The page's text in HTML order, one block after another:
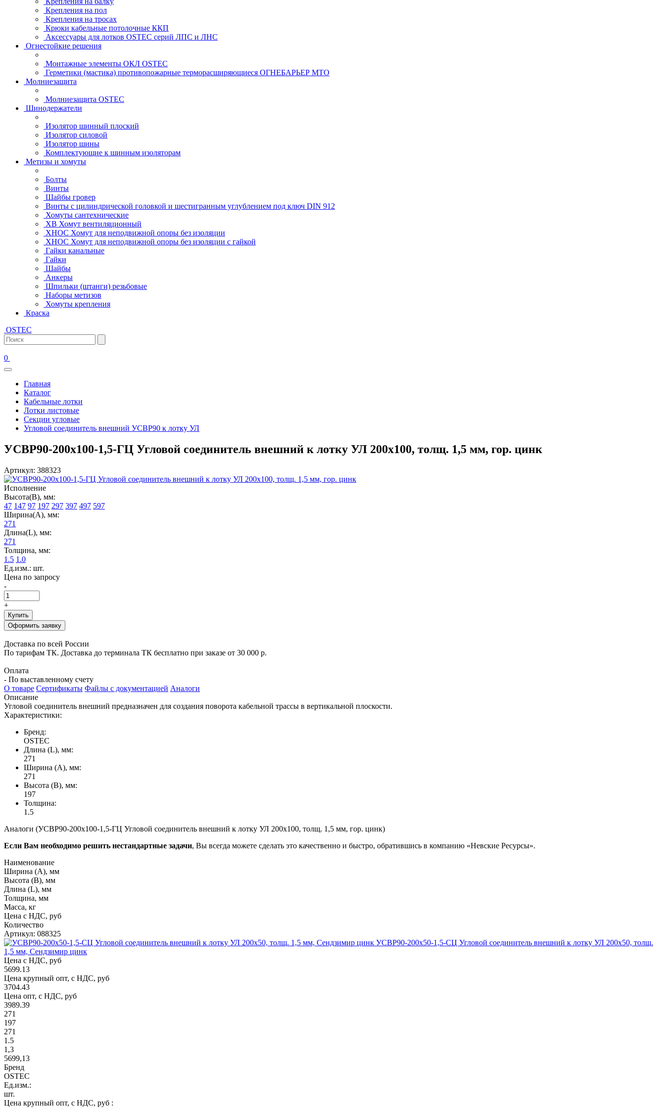
Крепления на пол
Крепления на тросах
Крюки кабельные потолочные ККП
Аксессуары для лотков OSTEC серий ЛПС и ЛНС
Огнестойкие решения
Монтажные элементы ОКЛ OSTEC
Герметики (мастика) противопожарные терморасширяющиеся ОГНЕБАРЬЕР МТО
Молниезащита
Молниезащита OSTEC
Шинодержатели
Изолятор шинный плоский
Изолятор силовой
Изолятор шины
Комплектующие к шинным изоляторам
Метизы и хомуты
Болты
Винты
Шайбы гровер
Винты с цилиндрической головкой и шестигранным углублением под ключ DIN 912
Хомуты сантехнические
ХВ Хомут вентиляционный
ХНОС Хомут для неподвижной опоры без изоляции
ХНОС Хомут для неподвижной опоры без изоляции с гайкой
Гайки канальные
Гайки
Шайбы
Анкеры
Шпильки (штанги) резьбовые
Наборы метизов
Хомуты крепления
Краска
OSTEC
0
Главная
Каталог
Кабельные лотки
Лотки листовые
Секции угловые
Угловой соединитель внешний УСВР90 к лотку УЛ
УСВР90-200х100-1,5-ГЦ Угловой соединитель внешний к лотку УЛ 200х100, толщ. 1,5 мм, гор. цинк
Артикул: 388323
Исполнение
Высота(В), мм:
47 147 97 197 297 397 497 597
Ширина(А), мм:
271
Длина(L), мм:
271
Толщина, мм:
1.5 1.0
Ед.изм.: шт.
Цена по запросу
-
+
Купить
Оформить заявку
Доставка по всей России
По тарифам ТК. Доставка до терминала ТК бесплатно при заказе от 30 000 р.
Оплата
- По выставленному счету
О товаре Сертификаты Файлы с документацией Аналоги
Описание
Угловой соединитель внешний предназначен для создания поворота кабельной трассы в вертикальной плоскости.
Характеристики:
Бренд:
OSTEC
Длина (L), мм:
271
Ширина (А), мм:
271
Высота (В), мм:
197
Толщина:
1.5
Аналоги (УСВР90-200х100-1,5-ГЦ Угловой соединитель внешний к лотку УЛ 200х100, толщ. 1,5 мм, гор. цинк)
Если Вам необходимо решить нестандартные задачи, Вы всегда можете сделать это качественно и быстро, обратившись в компанию «Невские Ресурсы».
Наименование
Ширина (А), мм
Высота (В), мм
Длина (L), мм
Толщина, мм
Масса, кг
Цена с НДС, руб
Количество
Артикул: 088325
УСВР90-200х50-1,5-СЦ Угловой соединитель внешний к лотку УЛ 200х50, толщ.
1,5 мм, Сендзимир цинк
Цена с НДС, руб
5699.13
Цена крупный опт, с НДС, руб
3704.43
Цена опт, с НДС, руб
3989.39
271
197
271
1.5
1,3
5699,13
Бренд
OSTEC
Ед.изм.:
шт.
Цена крупный опт, с НДС, руб :